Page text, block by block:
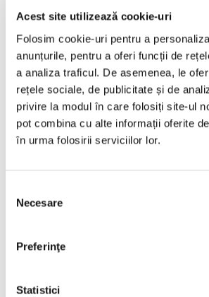
Acest site utilizează cookie-uri
Folosim cookie-uri pentru a
anunțurile, pentru a oferi funcții de
a analiza traficul. De asemenea, le
rețele sociale, de publicitate și de
privire la modul în care folosiți site-ul
pot combina cu alte informații oferite
în urma folosirii serviciilor lor.
consimțământului
Necesare
Preferinţe
Statistici
Martie 2025
Februarie 2025
Ianuarie 2025
Decembrie 2024
Noiembrie 2024
Iulie 2024
Mai 2024
Martie 2024